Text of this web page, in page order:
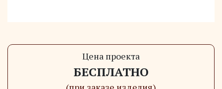
Цена проекта
БЕСПЛАТНО